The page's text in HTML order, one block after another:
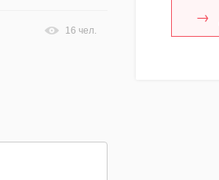
16 чел.